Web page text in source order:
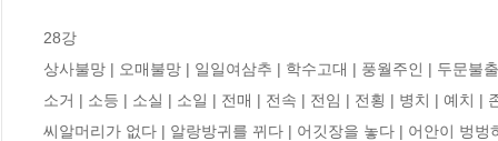
28강
상사불망 | 오매불망 | 일일여삼추 | 학수고대 | 풍월주인 | 두문
소거 | 소등 | 소실 | 소일 | 전매 | 전속 | 전임 | 전횡 | 병치 | 예치 |
씨알머리가 없다 | 알랑방귀를 뀌다 | 어깃장을 놓다 | 어안이 벙